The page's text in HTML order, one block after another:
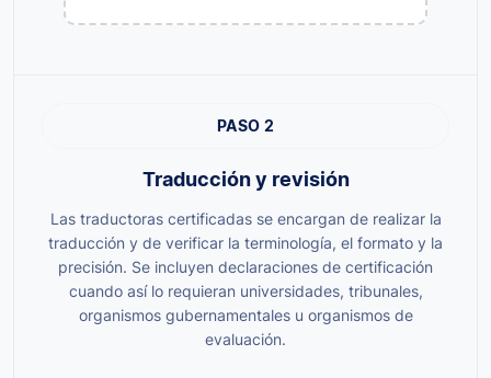
PASO 2
Traducción y revisión
Las traductoras certificadas se encargan de realizar la
traducción y de verificar la terminología, el formato y la
precisión. Se incluyen declaraciones de certificación
cuando así lo requieran universidades, tribunales,
organismos gubernamentales u organismos de
evaluación.